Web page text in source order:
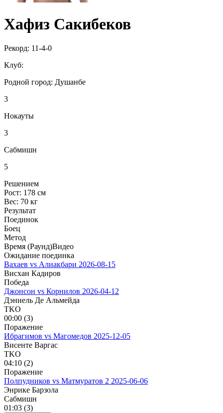
Хафиз Сакибеков
Рекорд: 11-4-0
Клуб:
Родной город: Душанбе
3
Нокауты
3
Сабмишн
5
Решением
Рост: 178 см
Вес: 70 кг
Результат
Поединок
Боец
Метод
Время (Раунд)Видео
Ожидание поединка
Вахаев vs Алиакбари 2026-08-15
Висхан Кадиров
Победа
Джонсон vs Корнилов 2026-04-12
Дэниель Де Альмейда
TKO
00:00 (3)
Поражение
Ибрагимов vs Магомедов 2025-12-05
Висенте Варгас
TKO
04:10 (2)
Поражение
Полпудников vs Матмуратов 2 2025-06-06
Энрике Барзола
Сабмишн
01:03 (3)